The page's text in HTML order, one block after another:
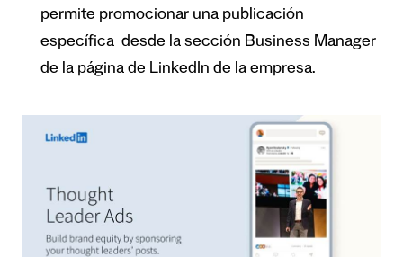
permite promocionar una publicación
específica desde la sección Business Manager
de la página de LinkedIn de la empresa.